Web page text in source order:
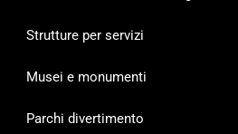
Strutture per servizi
Musei e monumenti
Parchi divertimento